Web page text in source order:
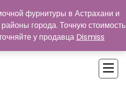
фурнитуры в Астрахани и
города. Точную стоимость
у продавца Dismiss